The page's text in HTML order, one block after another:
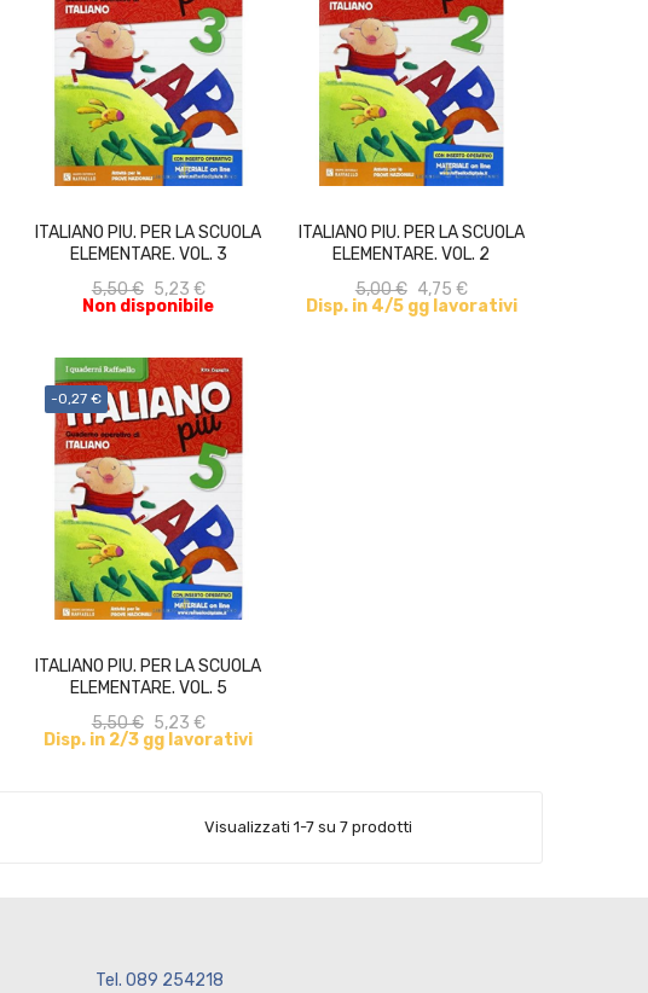
ITALIANO PIU. PER LA SCUOLA
ELEMENTARE. VOL. 3
5,50 € 5,23 €
Non disponibile
ACQUISTA
ITALIANO PIU. PER LA SCUOLA
ELEMENTARE. VOL. 2
5,00 € 4,75 €
Disp. in 4/5 gg lavorativi
ACQUISTA
-0,27 €
ITALIANO PIU. PER LA SCUOLA
ELEMENTARE. VOL. 5
5,50 € 5,23 €
Disp. in 2/3 gg lavorativi
ACQUISTA
Visualizzati 1-7 su 7 prodotti
Tel. 089 254218